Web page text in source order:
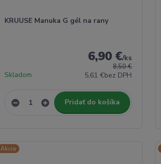
KRUUSE Manuka G gél na rany
8,50 €
6,90 €/ks
5,61 €bez DPH
Skladom
Pridať do košíka
Akcia